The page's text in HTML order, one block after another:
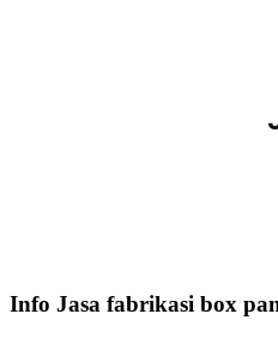
Info Jasa fabrikasi box